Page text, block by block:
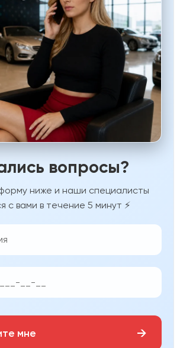
вопросы?
ниже и наши специалисты
с вами в течение 5 минут ⚡
мне →